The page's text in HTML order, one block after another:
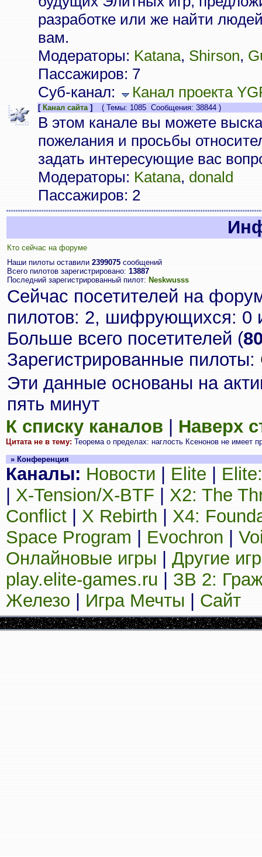
разработке или же найти
вам.
Модераторы: Katana, Shirson,
Пассажиров: 7
Суб-канал:
Канал проекта
[ Канал сайта] ( Темы: 1085 Сообщения: 38844 )
В этом канале вы можете
пожелания и просьбы
задать интересующие вас
Модераторы: Katana, donald
Пассажиров: 2
Кто сейчас на форуме
Наши пилоты оставили 2399075 сообщений
Всего пилотов зарегистрировано: 13887
Последний зарегистрированный пилот: Neskwusss
Сейчас посетителей на
пилотов: 2, шифрующихся: 0
Больше всего посетителей (
Зарегистрированные пилоты:
Эти данные основаны на
пять минут
К списку каналов
Наверх
Цитата не в тему: Теорема о пределах: наглость Ксенонов не имеет
» Конференция
Каналы: Новости Elite
X-Tension/X-BTF
X2: The
Conflict
X Rebirth
X4:
Space Program
Evochron
Онлайновые игры
Другие
play.elite-games.ru
ЗВ 2:
Железо
Игра Мечты Сайт